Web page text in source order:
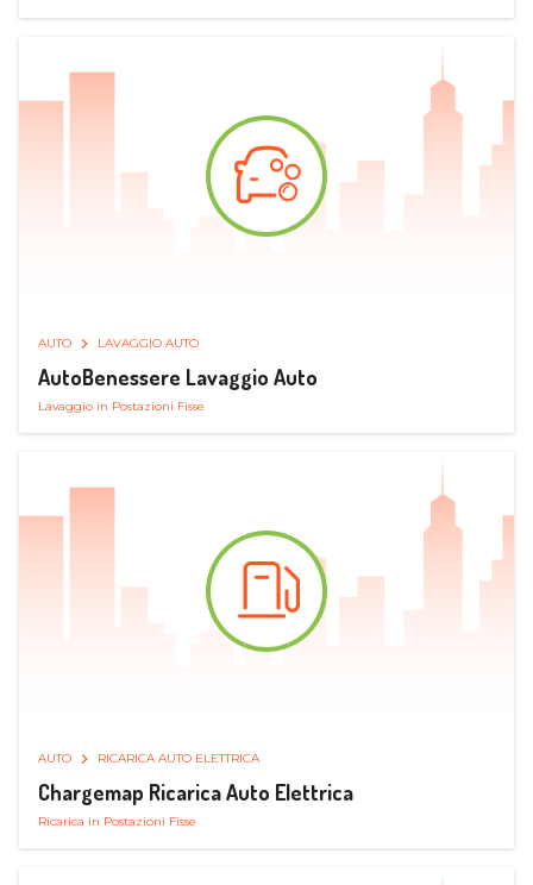
AUTO LAVAGGIO AUTO
AutoBenessere Lavaggio Auto
Lavaggio in Postazioni Fisse
AUTO RICARICA AUTO ELETTRICA
Chargemap Ricarica Auto Elettrica
Ricarica in Postazioni Fisse